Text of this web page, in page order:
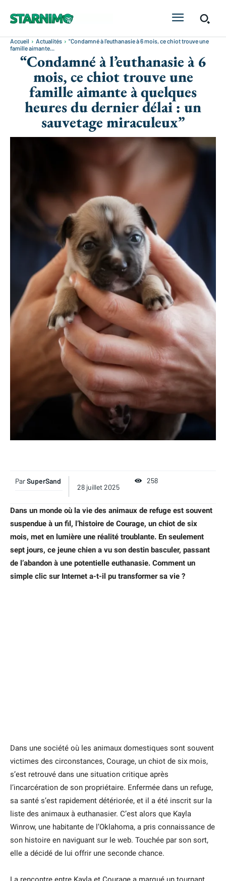
Accueil Actualités
"Condamné à l'euthanasie à 6 mois, ce chiot trouve une
famille aimante...
“Condamné à l’euthanasie à 6
mois, ce chiot trouve une
famille aimante à quelques
heures du dernier délai : un
sauvetage miraculeux”
ParSuperSand
28 juillet 2025
258
Dans un monde où la vie des animaux de refuge est souvent
suspendue à un fil, l’histoire de Courage, un chiot de six
mois, met en lumière une réalité troublante. En seulement
sept jours, ce jeune chien a vu son destin basculer, passant
de l’abandon à une potentielle euthanasie. Comment un
simple clic sur Internet a-t-il pu transformer sa vie ?
Dans une société où les animaux domestiques sont souvent
victimes des circonstances, Courage, un chiot de six mois,
s’est retrouvé dans une situation critique après
l’incarcération de son propriétaire. Enfermée dans un refuge,
sa santé s’est rapidement détériorée, et il a été inscrit sur la
liste des animaux à euthanasier. C’est alors que Kayla
Winrow, une habitante de l’Oklahoma, a pris connaissance de
son histoire en naviguant sur le web. Touchée par son sort,
elle a décidé de lui offrir une seconde chance.